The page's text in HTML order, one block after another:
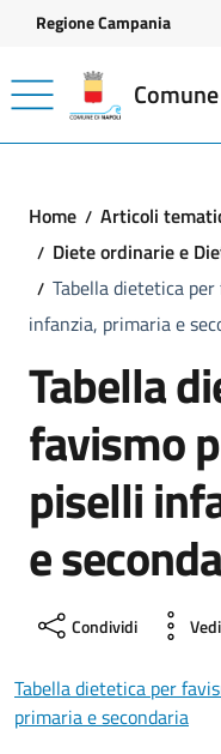
Vai ai contenuti
Vai al footer
Regione Campania
Home Articoli
Diete ordinarie e
Tabella dietetica
infanzia, primaria e
Tabella
favismo
piselli
e
Condividi
Tabella dietetica per
primaria e secondaria